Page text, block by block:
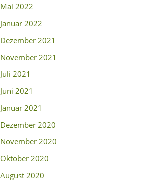
Mai 2022
Januar 2022
Dezember 2021
November 2021
Juli 2021
Juni 2021
Januar 2021
Dezember 2020
November 2020
Oktober 2020
August 2020